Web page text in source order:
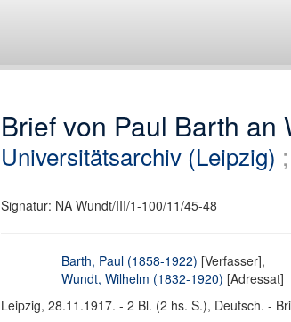
Brief von Paul Barth an
Universitätsarchiv (Leipzig) ;
Signatur: NA Wundt/III/1-100/11/45-48
Barth, Paul (1858-1922) [Verfasser],
Wundt, Wilhelm (1832-1920) [Adressat]
Leipzig, 28.11.1917. - 2 Bl. (2 hs. S.), Deutsch. -